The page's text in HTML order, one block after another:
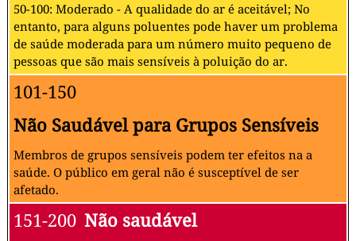
50-100: Moderado - A qualidade do ar é aceitável; No
entanto, para alguns poluentes pode haver um problema
de saúde moderada para um número muito pequeno de
pessoas que são mais sensíveis à poluição do ar.
101-150
Não Saudável para Grupos Sensíveis
Membros de grupos sensíveis podem ter efeitos na a
saúde. O público em geral não é susceptível de ser
afetado.
151-200 Não saudável